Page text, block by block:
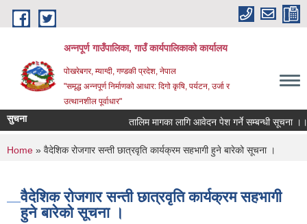
Skip to main content
अन्‍नपूर्ण गाउँपालिका, गाउँ कार्यपालिकाको कार्यालय
पोखरेबगर, म्याग्दी, गण्डकी प्रदेश, नेपाल
"समृद्ध अन्‍नपूर्ण निर्माणको आधार: दिगो कृषि, पर्यटन, उर्जा र
उत्थानशील पूर्वाधार"
सुचना तालिम मागका लागि आवेदन पेश गर्ने सम्बन्धी सूचना ।।
You are here
Home » वैदेशिक रोजगार सन्ती छात्रवृति कार्यक्रम सहभागी हुने बारेको सूचना ।
वैदेशिक रोजगार सन्ती छात्रवृति कार्यक्रम सहभागी
हुने बारेको सूचना ।